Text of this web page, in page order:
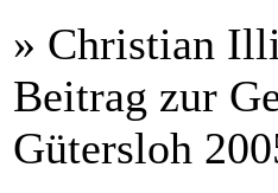
» Christian
Beitrag zur
Gütersloh